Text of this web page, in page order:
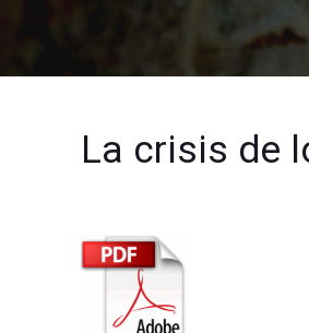
La crisis de